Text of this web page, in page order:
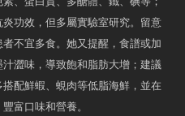
功效，但多屬實驗室研究。留意
不宜多食。她又提醒，食譜或加
澀味，導致飽和脂肪大增；建議
配鮮蝦、蜆肉等低脂海鮮，並在
富口味和營養。